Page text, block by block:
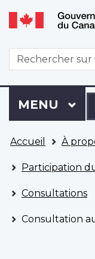
WxT
Search
form
connecter
à
Dossier
ACC
Menu
MENU
êtes
ici
Accueil À
Participation
Consultations
Consultation